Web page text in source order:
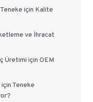
için Kalite
ve İhracat
Üretimi için OEM
Teneke